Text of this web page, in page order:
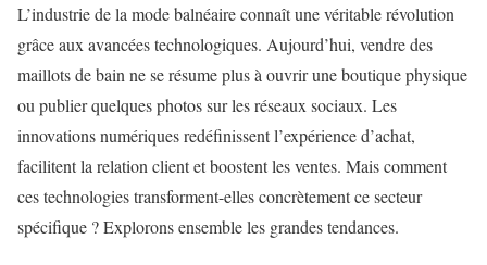
L’industrie de la mode balnéaire connaît une véritable révolution
grâce aux avancées technologiques. Aujourd’hui, vendre des
maillots de bain ne se résume plus à ouvrir une boutique physique
ou publier quelques photos sur les réseaux sociaux. Les
innovations numériques redéfinissent l’expérience d’achat,
facilitent la relation client et boostent les ventes. Mais comment
ces technologies transforment-elles concrètement ce secteur
spécifique ? Explorons ensemble les grandes tendances.